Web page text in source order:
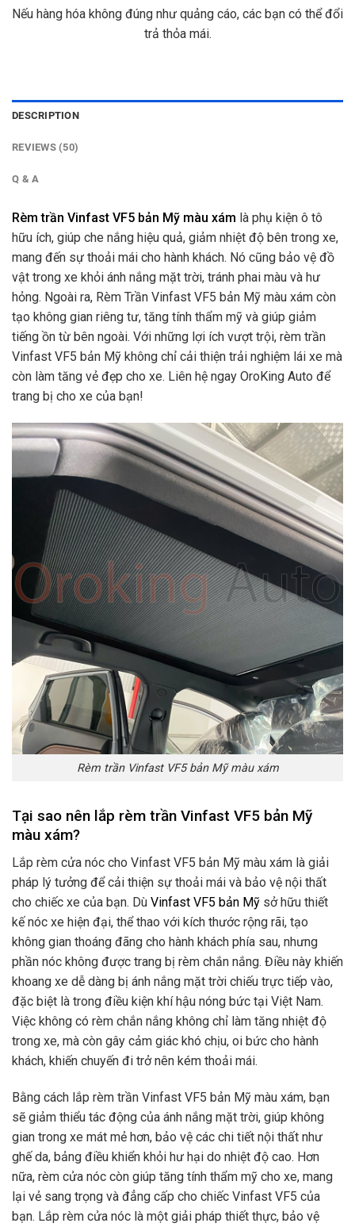
Nếu hàng hóa không đúng như quảng cáo, các bạn có thể đổi
trả thỏa mái.
DESCRIPTION
REVIEWS (50)
Q & A
Rèm trần Vinfast VF5 bản Mỹ màu xám là phụ kiện ô tô
hữu ích, giúp che nắng hiệu quả, giảm nhiệt độ bên trong xe,
mang đến sự thoải mái cho hành khách. Nó cũng bảo vệ đồ
vật trong xe khỏi ánh nắng mặt trời, tránh phai màu và hư
hỏng. Ngoài ra, Rèm Trần Vinfast VF5 bản Mỹ màu xám còn
tạo không gian riêng tư, tăng tính thẩm mỹ và giúp giảm
tiếng ồn từ bên ngoài. Với những lợi ích vượt trội, rèm trần
Vinfast VF5 bản Mỹ không chỉ cải thiện trải nghiệm lái xe mà
còn làm tăng vẻ đẹp cho xe. Liên hệ ngay OroKing Auto để
trang bị cho xe của bạn!
Rèm trần Vinfast VF5 bản Mỹ màu xám
Tại sao nên lắp rèm trần Vinfast VF5 bản Mỹ
màu xám?
Lắp rèm cửa nóc cho Vinfast VF5 bản Mỹ màu xám là giải
pháp lý tưởng để cải thiện sự thoải mái và bảo vệ nội thất
cho chiếc xe của bạn. Dù Vinfast VF5 bản Mỹ sở hữu thiết
kế nóc xe hiện đại, thể thao với kích thước rộng rãi, tạo
không gian thoáng đãng cho hành khách phía sau, nhưng
phần nóc không được trang bị rèm chắn nắng. Điều này khiến
khoang xe dễ dàng bị ánh nắng mặt trời chiếu trực tiếp vào,
đặc biệt là trong điều kiện khí hậu nóng bức tại Việt Nam.
Việc không có rèm chắn nắng không chỉ làm tăng nhiệt độ
trong xe, mà còn gây cảm giác khó chịu, oi bức cho hành
khách, khiến chuyến đi trở nên kém thoải mái.
Bằng cách lắp rèm trần Vinfast VF5 bản Mỹ màu xám, bạn
sẽ giảm thiểu tác động của ánh nắng mặt trời, giúp không
gian trong xe mát mẻ hơn, bảo vệ các chi tiết nội thất như
ghế da, bảng điều khiển khỏi hư hại do nhiệt độ cao. Hơn
nữa, rèm cửa nóc còn giúp tăng tính thẩm mỹ cho xe, mang
lại vẻ sang trọng và đẳng cấp cho chiếc Vinfast VF5 của
bạn. Lắp rèm cửa nóc là một giải pháp thiết thực, bảo vệ